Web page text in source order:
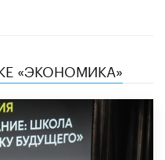
«ЭКОНОМИКА»